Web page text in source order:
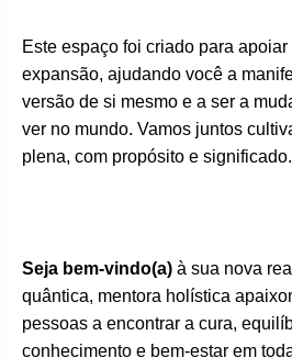
Este espaço foi criado para
expansão, ajudando você a
versão de si mesmo e a ser a
ver no mundo. Vamos juntos
plena, com propósito e significado.
Seja bem-vindo(a) à sua nova
quântica, mentora holística
pessoas a encontrar a cura,
conhecimento e bem-estar em